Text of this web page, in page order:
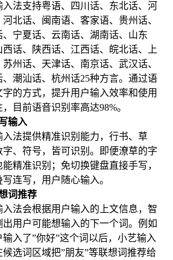
入法支持粤语、四川话、东北话、河
河北话、闽南语、客家语、贵州话、
、宁夏话、云南话、湖南话、山东
西话、陕西话、江西话、皖北话、上
苏州话、天津话、南京话、武汉话、
、潮汕话、杭州话25种方言。通过语
字的方式，提升用户输入效率和使用
，目前语音识别率高达98%。
输入
入法提供精准识别能力，行书、草
字、符号，皆可识别。即便潦草的字
能精准识别；免切换键盘直接手写，
写连写，用户随心输入。
词推荐
入法会根据用户输入的上文信息，智
出用户可能想输入的下一个词。例如
输入了”你好”这个词以后，小艺输入
候选词区域把”朋友”等联想词推荐给